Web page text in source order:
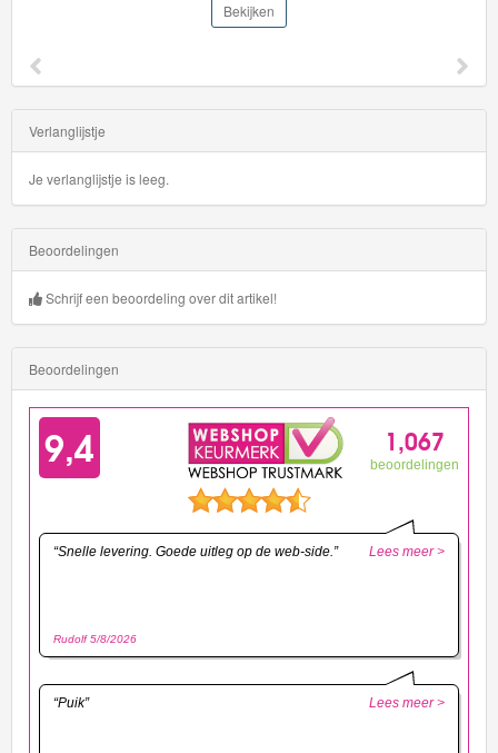
Bekijken
Verlanglijstje
Je verlanglijstje is leeg.
Beoordelingen
Schrijf een beoordeling over dit artikel!
Beoordelingen